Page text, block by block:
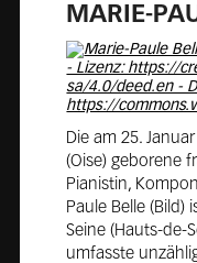
MARIE-
Die am 25.
(Oise) geborene
Pianistin,
Paule Belle (Bild)
Seine (Hauts-de-
umfasste